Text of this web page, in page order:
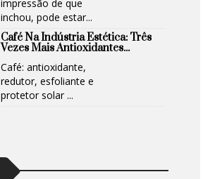
impressão de que
inchou, pode estar...
Café Na Indústria Estética: Três
Vezes Mais Antioxidantes...
Café: antioxidante,
redutor, esfoliante e
protetor solar ...